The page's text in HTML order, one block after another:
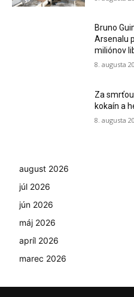
Bruno
Arsenalu
miliónov
8. augusta
Za
kokaín a
8. augusta
august 2026
júl 2026
jún 2026
máj 2026
apríl 2026
marec 2026